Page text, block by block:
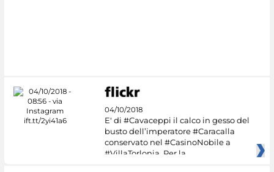
04/10/2018
E' di #Cavaceppi il calco in gesso del
busto dell’imperatore #Caracalla
conservato nel #CasinoNobile a
#VillaTorlonia. Per la